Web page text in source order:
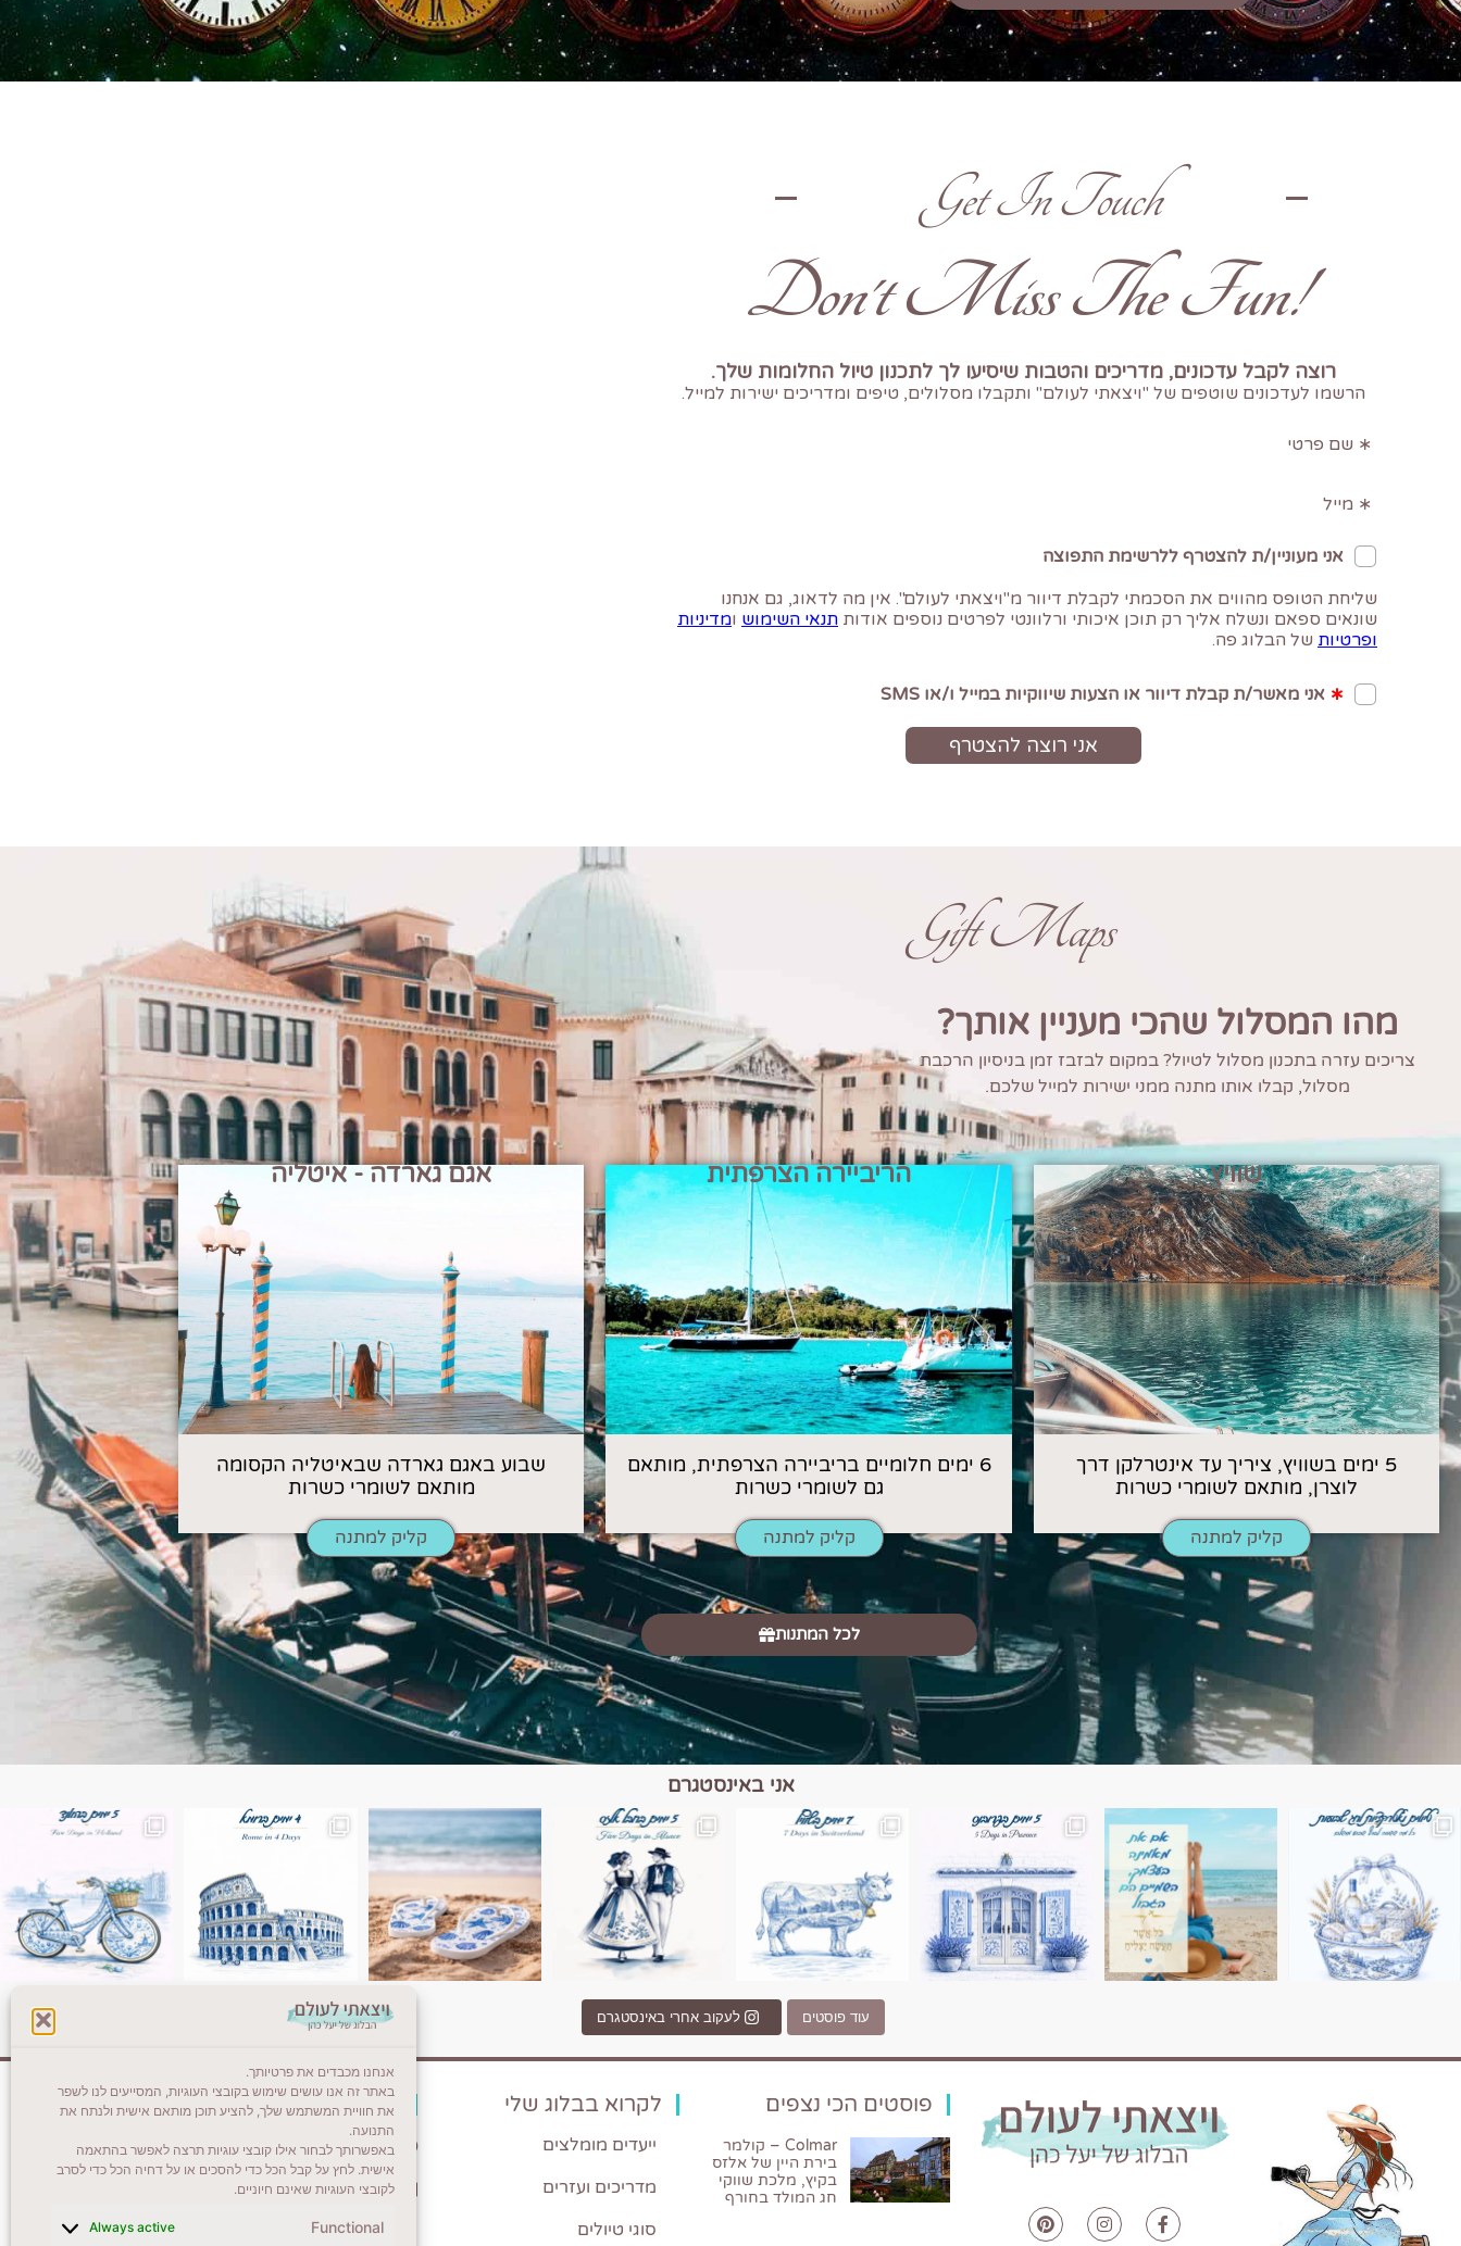
אנחנו מכבדים את פרטיותך.
באתר זה אנו עושים שימוש בקובצי העוגיות, המסייעים לנו לשפר
את חוויית המשתמש שלך, להציע תוכן מותאם אישית ולנתח את
התנועה.
באפשרותך לבחור אילו קובצי עוגיות תרצה לאפשר בהתאמה
אישית. לחץ על קבל הכל כדי להסכים או על דחיה הכל כדי לסרב
לקובצי העוגיות שאינם חיוניים.
Functional
Always active
Get In Touch
!Don't Miss The Fun
Gift Maps
מהו המסלול שהכי מעניין אותך?
צריכים עזרה בתכנון מסלול לטיול? במקום לבזבז זמן בניסיון הרכבת
מסלול, קבלו אותו מתנה ממני ישירות למייל שלכם.
שוויץ
5 ימים בשוויץ, ציריך עד אינטרלקן דרך
לוצרן, מותאם לשומרי כשרות
קליק למתנה
הריביירה הצרפתית
6 ימים חלומיים בריביירה הצרפתית, מותאם
גם לשומרי כשרות
קליק למתנה
אגם גארדה - איטליה
שבוע באגם גארדה שבאיטליה הקסומה
מותאם לשומרי כשרות
קליק למתנה
לכל המתנות
אני באינסטגרם
השמים הם הגבול 💙🩵 טיול בין כפרים, יין ונופים בחבל אלזס צרפת
יש רגע כזה בחופשה שבו הכל נהיה פשוט יותר. החול, הי
יש ערים בעולם שמרגישות כמו מסע בזמן. רומא היא אחתInstagram post 18087423191462101
עוד פוסטים לעקוב אחרי באינסטגרם
פוסטים הכי נצפים
Colmar – קולמר
בירת היין של אלזס
בקיץ, מלכת שווקי
חג המולד בחורף
לקרוא בבלוג שלי
ייעדים מומלצים
מדריכים ועזרים
סוגי טיולים
צרו קשר (לא בשבת)
לשליחת הודעת וואטסאפ
veyatsati.laolam@gmail.com